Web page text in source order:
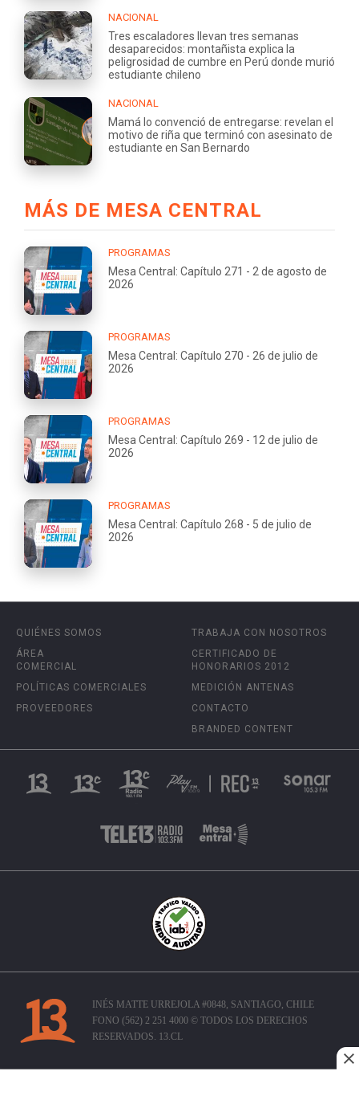
NACIONAL
Tres escaladores llevan tres semanas
desaparecidos: montañista explica la
peligrosidad de cumbre en Perú donde murió
estudiante chileno
NACIONAL
Mamá lo convenció de entregarse: revelan el
motivo de riña que terminó con asesinato de
estudiante en San Bernardo
MÁS DE MESA CENTRAL
PROGRAMAS
Mesa Central: Capítulo 271 - 2 de agosto de
2026
PROGRAMAS
Mesa Central: Capítulo 270 - 26 de julio de
2026
PROGRAMAS
Mesa Central: Capítulo 269 - 12 de julio de
2026
PROGRAMAS
Mesa Central: Capítulo 268 - 5 de julio de
2026
QUIÉNES SOMOS
ÁREA
COMERCIAL
POLÍTICAS COMERCIALES
PROVEEDORES
TRABAJA CON NOSOTROS
CERTIFICADO DE
HONORARIOS 2012
MEDICIÓN ANTENAS
CONTACTO
BRANDED CONTENT
INÉS MATTE URREJOLA #0848, SANTIAGO, CHILE
FONO (562) 2 251 4000 © TODOS LOS DERECHOS
RESERVADOS. 13.CL